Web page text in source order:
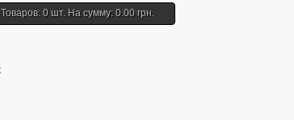
Товаров: 0 шт. На сумму: 0.00 грн.